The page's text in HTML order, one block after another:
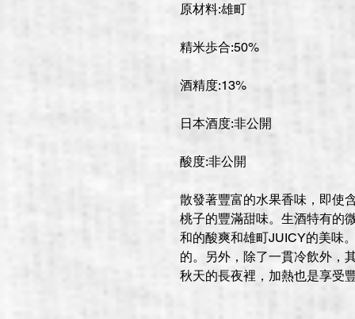
原材料:雄町
精米歩合:50%
酒精度:13%
日本酒度:非公開
酸度:非公開
散發著豐富的水果香味，即使
桃子的豐滿甜味。生酒特有的
和的酸爽和雄町JUICY的美味
的。另外，除了一貫冷飲外，
秋天的長夜裡，加熱也是享受